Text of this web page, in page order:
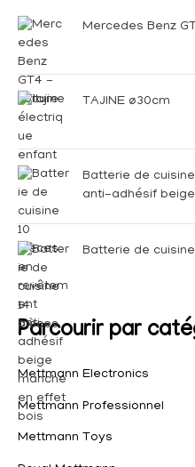
Mercedes Benz
TAJINE ø30cm
Batterie de
anti-adhésif
Batterie de
Parcourir par
Mettmann Electronics
Mettmann Professionnel
Mettmann Toys